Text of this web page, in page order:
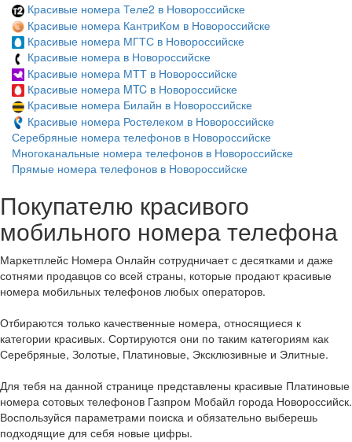
Красивые номера Теле2 в Новороссийске
Красивые номера КантриКом в Новороссийске
Красивые номера МГТС в Новороссийске
Красивые номера в Новороссийске
Красивые номера МТТ в Новороссийске
Красивые номера MTC в Новороссийске
Красивые номера Билайн в Новороссийске
Красивые номера Ростелеком в Новороссийске
Серебряные номера телефонов в Новороссийске
Многоканальные номера телефонов в Новороссийске
Прямые номера телефонов в Новороссийске
Покупателю красивого
мобильного номера телефона
Маркетплейс Номера Онлайн сотрудничает с десятками и даже
сотнями продавцов со всей страны, которые продают красивые
номера мобильных телефонов любых операторов.
Отбираются только качественные номера, относящиеся к
категории красивых. Сортируются они по таким категориям как
Серебряные, Золотые, Платиновые, Эксклюзивные и Элитные.
Для тебя на данной странице представлены красивые Платиновые
номера сотовых телефонов Газпром Мобайл города Новороссийск.
Воспользуйся параметрами поиска и обязательно выберешь
подходящие для себя новые цифры.